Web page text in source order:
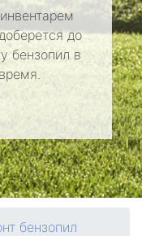
до
бензопил в
бензопил